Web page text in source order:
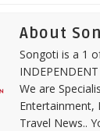
About
Songoti is a 1
We are
Entertainment,
Travel News..